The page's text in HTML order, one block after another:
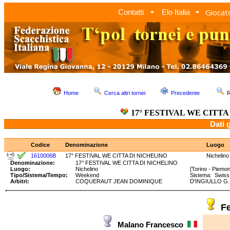
Contatti Elo Italia
Home Cerca altri tornei Precedente
17° FESTIVAL WE
Dati
Codice Denominazione
Luogo
1610006B
17° FESTIVAL WE CITTA DI NICHELINO
Nichelino
Denominazione:
17° FESTIVAL WE CITTA DI NICHELINO
Luogo:
Nichelino
[Torino -
Tipo/Sistema/Tempo:
Weekend
Sistema:
Arbitri:
COQUERAUT JEAN DOMINIQUE D'INGIULLO G.
Malano Francesco